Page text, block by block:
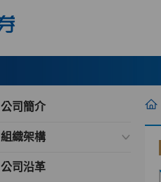
公司簡介
組織架構
公司沿革